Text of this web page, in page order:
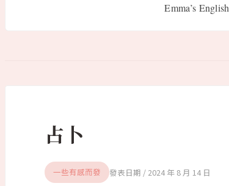
Emma’s
占卜
一些有感而發 2024 年 8 月 14 日